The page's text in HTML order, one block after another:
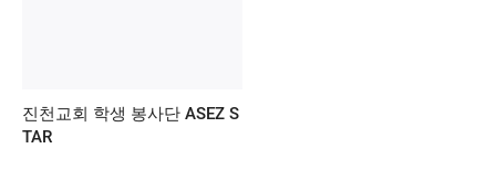
진천교회 학생 봉사단 ASEZ S
TAR